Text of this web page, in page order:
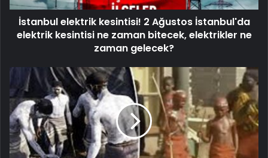
İstanbul elektrik kesintisi! 2 Ağustos İstanbul'da
elektrik kesintisi ne zaman bitecek, elektrikler ne
zaman gelecek?